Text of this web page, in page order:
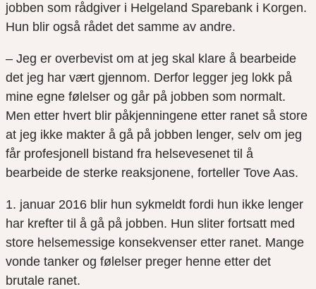
jobben som rådgiver i Helgeland Sparebank i Korgen.
Hun blir også rådet det samme av andre.
– Jeg er overbevist om at jeg skal klare å bearbeide
det jeg har vært gjennom. Derfor legger jeg lokk på
mine egne følelser og går på jobben som normalt.
Men etter hvert blir påkjenningene etter ranet så store
at jeg ikke makter å gå på jobben lenger, selv om jeg
får profesjonell bistand fra helsevesenet til å
bearbeide de sterke reaksjonene, forteller Tove Aas.
1. januar 2016 blir hun sykmeldt fordi hun ikke lenger
har krefter til å gå på jobben. Hun sliter fortsatt med
store helsemessige konsekvenser etter ranet. Mange
vonde tanker og følelser preger henne etter det
brutale ranet.